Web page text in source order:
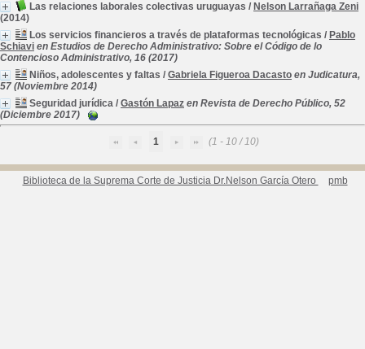
Las relaciones laborales colectivas uruguayas / Nelson Larrañaga Zeni
(2014)
Los servicios financieros a través de plataformas tecnológicas / Pablo
Schiavi en Estudios de Derecho Administrativo: Sobre el Código de lo
Contencioso Administrativo, 16 (2017)
Niños, adolescentes y faltas / Gabriela Figueroa Dacasto en Judicatura,
57 (Noviembre 2014)
Seguridad jurídica / Gastón Lapaz en Revista de Derecho Público, 52
(Diciembre 2017)
1 (1 - 10 / 10)
Biblioteca de la Suprema Corte de Justicia Dr.Nelson García Otero pmb